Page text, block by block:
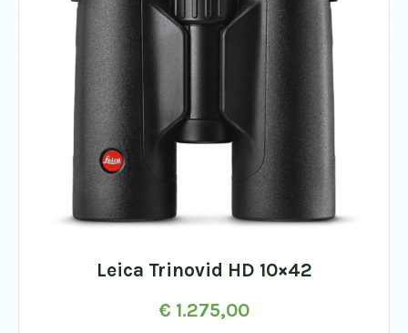
Leica Trinovid HD 10×42
€ 1.275,00